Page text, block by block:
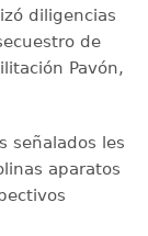
diligencias
de
Pavón,
señalados les
aparatos